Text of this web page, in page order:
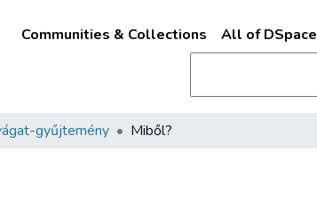
Communities & Collections All of DSpace
gyűjtemény Miből?